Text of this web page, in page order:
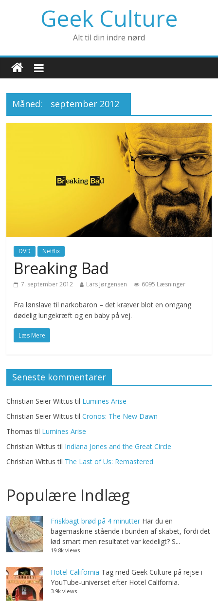
Geek Culture
Alt til din indre nørd
Måned: september 2012
DVD Netflix
Breaking Bad
7. september 2012 Lars Jørgensen 6095 Læsninger
Fra lønslave til narkobaron – det kræver blot en omgang
dødelig lungekræft og en baby på vej.
Læs Mere
Seneste kommentarer
Christian Seier Wittus til Lumines Arise
Christian Seier Wittus tilCronos: The New Dawn
Thomas til Lumines Arise
Christian Wittus til Indiana Jones and the Great Circle
Christian Wittus til The Last of Us: Remastered
Populære Indlæg
Friskbagt brød på 4 minutter Har du en
bagemaskine stående i bunden af skabet, fordi det
lød smart men resultatet var kedeligt? S...
19.8k views
Hotel California Tag med Geek Culture på rejse i
YouTube-universet efter Hotel California.
3.9k views